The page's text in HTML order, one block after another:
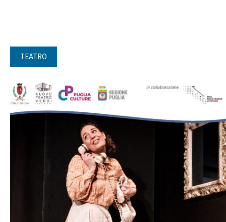
TEATRO